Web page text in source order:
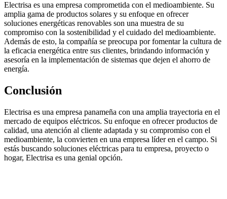
Electrisa es una empresa comprometida con el medioambiente. Su
amplia gama de productos solares y su enfoque en ofrecer
soluciones energéticas renovables son una muestra de su
compromiso con la sostenibilidad y el cuidado del medioambiente.
Además de esto, la compañía se preocupa por fomentar la cultura de
la eficacia energética entre sus clientes, brindando información y
asesoría en la implementación de sistemas que dejen el ahorro de
energía.
Conclusión
Electrisa es una empresa panameña con una amplia trayectoria en el
mercado de equipos eléctricos. Su enfoque en ofrecer productos de
calidad, una atención al cliente adaptada y su compromiso con el
medioambiente, la convierten en una empresa líder en el campo. Si
estás buscando soluciones eléctricas para tu empresa, proyecto o
hogar, Electrisa es una genial opción.